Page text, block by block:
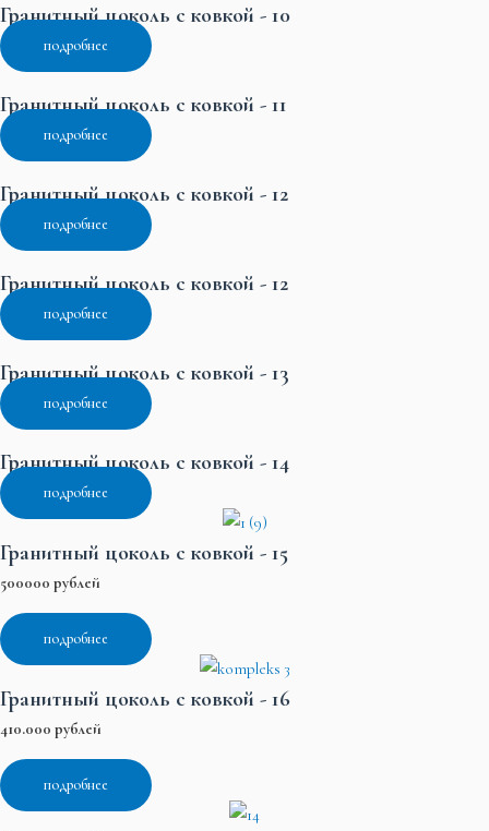
Гранитный цоколь с ковкой - 10
подробнее
Гранитный цоколь с ковкой - 11
подробнее
Гранитный цоколь с ковкой - 12
подробнее
Гранитный цоколь с ковкой - 12
подробнее
Гранитный цоколь с ковкой - 13
подробнее
Гранитный цоколь с ковкой - 14
подробнее
Гранитный цоколь с ковкой - 15
500000 рублей
подробнее
Гранитный цоколь с ковкой - 16
410.000 рублей
подробнее